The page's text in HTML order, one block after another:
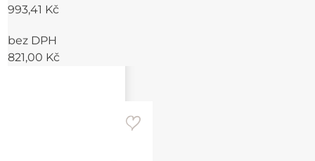
993,41 Kč
bez DPH
821,00 Kč